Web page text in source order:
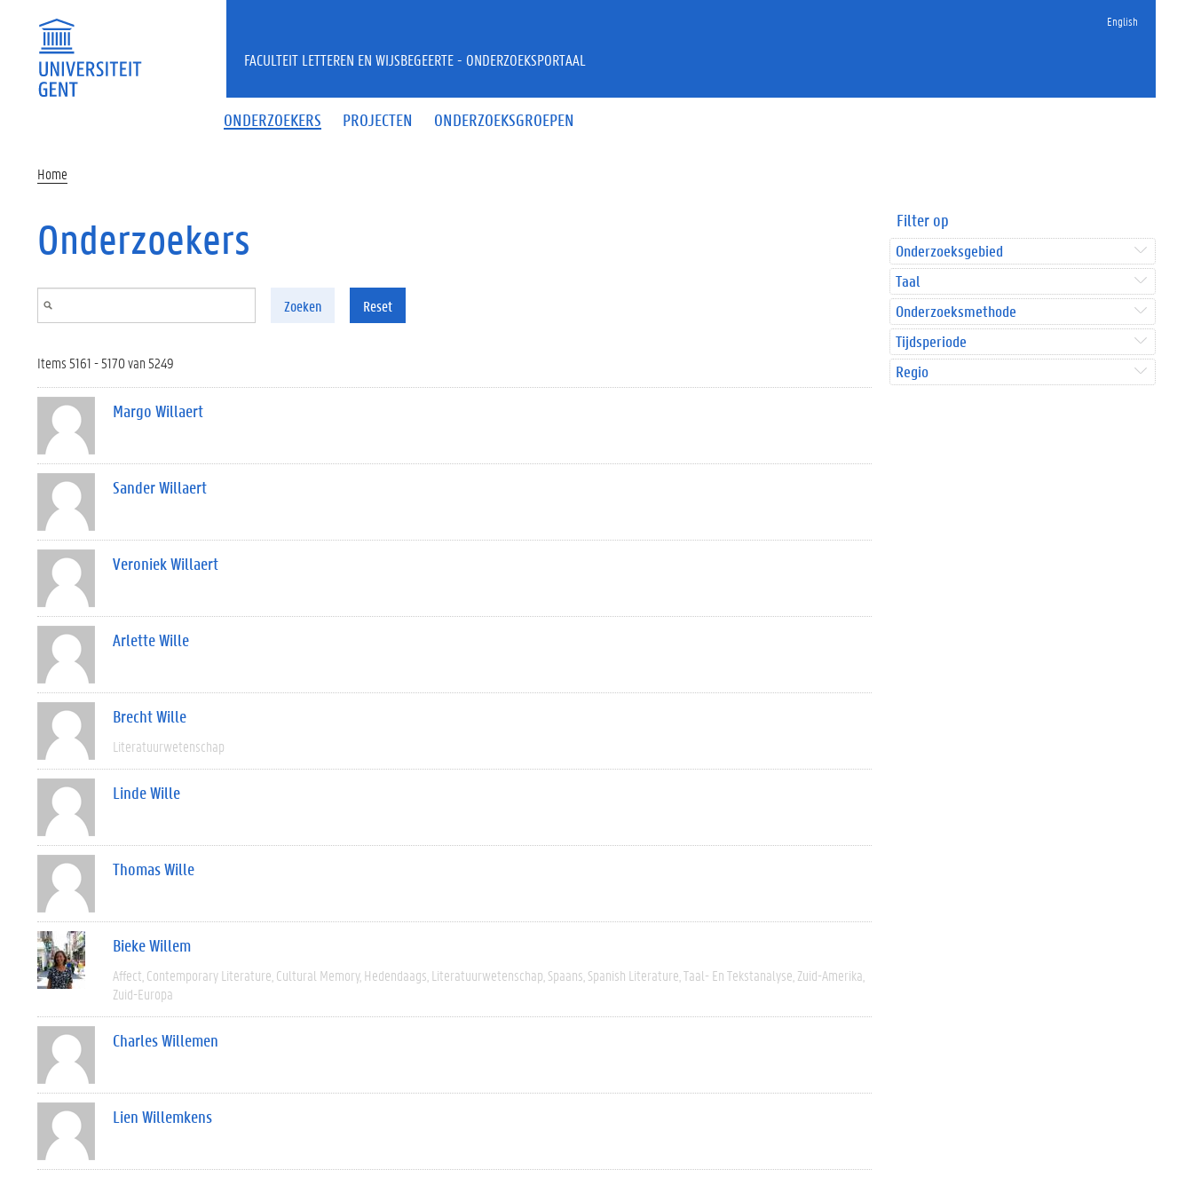
English
ONDERZOEKERS PROJECTEN ONDERZOEKSGROEPEN
FACULTEIT LETTEREN EN WIJSBEGEERTE - ONDERZOEKSPORTAAL
Home
Onderzoekers
Zoeken Reset
Items 5161 - 5170 van 5249
Margo Willaert
Sander Willaert
Veroniek Willaert
Arlette Wille
Brecht Wille
Literatuurwetenschap
Linde Wille
Thomas Wille
Bieke Willem
Affect Contemporary Literature Cultural Memory Hedendaags Literatuurwetenschap Spaans Spanish Literature Taal- En Tekstanalyse Zuid-Amerika
Zuid-Europa
Charles Willemen
Lien Willemkens
Filter op
Onderzoeksgebied
Taal
Onderzoeksmethode
Tijdsperiode
Regio